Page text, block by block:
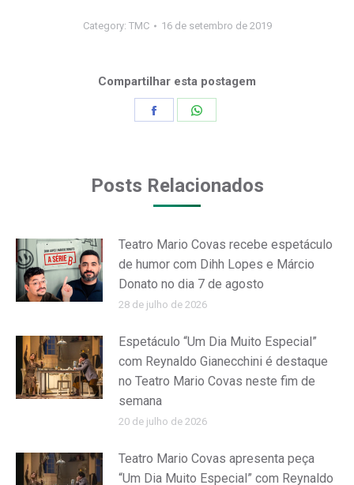
Category: TMC 16 de setembro de 2019
Compartilhar esta postagem
Posts Relacionados
Teatro Mario Covas recebe espetáculo
de humor com Dihh Lopes e Márcio
Donato no dia 7 de agosto
28 de julho de 2026
Espetáculo “Um Dia Muito Especial”
com Reynaldo Gianecchini é destaque
no Teatro Mario Covas neste fim de
semana
20 de julho de 2026
Teatro Mario Covas apresenta peça
“Um Dia Muito Especial” com Reynaldo